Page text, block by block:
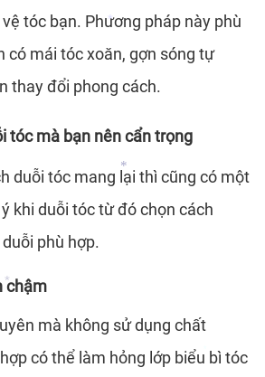
*
*
tóc bạn. Phương pháp này phù
có mái tóc xoăn, gợn sóng tự
thay đổi phong cách.
tóc mà bạn nên cẩn trọng
duỗi tóc mang lại thì cũng có một
khi duỗi tóc từ đó chọn cách
phù hợp.
chậm
mà không sử dụng chất
có thể làm hỏng lớp biểu bì tóc